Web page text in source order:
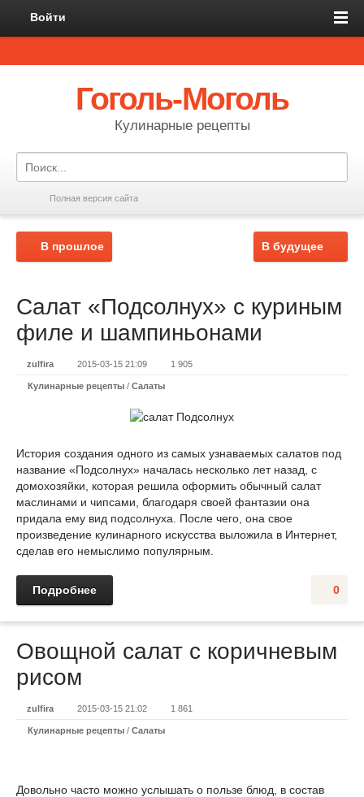
Войти
Гоголь-Моголь
Кулинарные рецепты
Полная версия сайта
В будущее
В прошлое
Салат «Подсолнух» с куриным
филе и шампиньонами
zulfira 2015-03-15 21:09 1 905
Кулинарные рецепты / Салаты
История создания одного из самых узнаваемых салатов под
название «Подсолнух» началась несколько лет назад, с
домохозяйки, которая решила оформить обычный салат
маслинами и чипсами, благодаря своей фантазии она
придала ему вид подсолнуха. После чего, она свое
произведение кулинарного искусства выложила в Интернет,
сделав его немыслимо популярным.
0
Подробнее
Овощной салат с коричневым
рисом
zulfira 2015-03-15 21:02 1 861
Кулинарные рецепты / Салаты
Довольно часто можно услышать о пользе блюд, в состав